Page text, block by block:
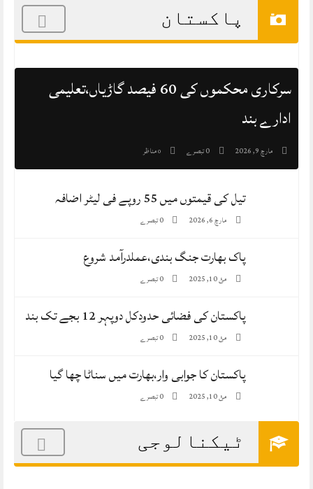
پاکستان
سرکاری محکموں کی 60 فیصد گاڑیاں،تعلیمی
ادارے بند
مارچ 9, 2026 0 تبصرے 0مناظر
تیل کی قیمتوں میں 55 روپے فی لیٹر اضافہ
مارچ 6, 2026 0 تبصرے
پاک بھارت جنگ بندی،عملدرآمد شروع
مئ 10, 2025 0 تبصرے
پاکستان کی فضائی حدودکل دوپہر 12 بجے تک بند
مئ 10, 2025 0 تبصرے
پاکستان کا جوابی وار،بھارت میں سناٹا چھا گیا
مئ 10, 2025 0 تبصرے
ٹیکنالوجی